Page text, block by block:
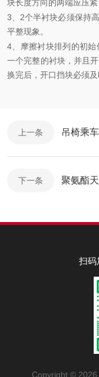
块长度方向的两端应压
3、2个半衬块必须保持
平整现象。
4、摩擦衬块排列的初
一个完整的衬块，并且
换完后，开口挡块必须及
上一条 吊椅乘
下一条 聚氨酯
扫码
Copyright © 2026